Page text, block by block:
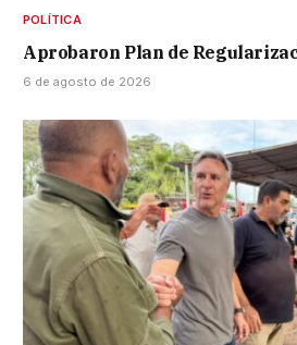
POLÍTICA
Aprobaron Plan de
6 de agosto de 2026